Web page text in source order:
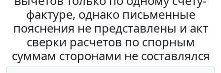
фактуре, однако письменные
пояснения не представлены и акт
сверки расчетов по спорным
суммам сторонами не составлялся